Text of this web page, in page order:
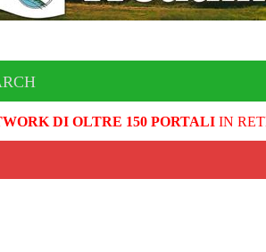
DI OLTRE 150 PORTALIIN